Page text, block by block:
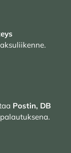
Postin, DB